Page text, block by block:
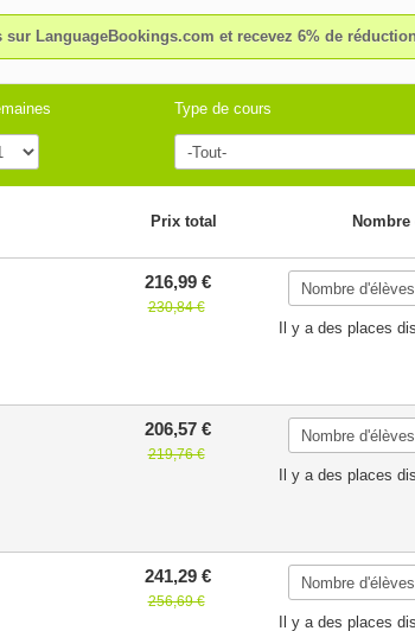
sur LanguageBookings.com et recevez 6% de
Type de cours
Prix total
216,99 €
230,84 €
Il y a des places
206,57 €
219,76 €
Il y a des places
241,29 €
256,69 €
Il y a des places